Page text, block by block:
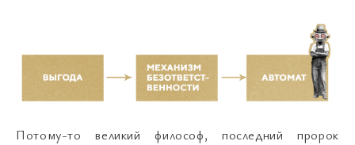
Потому-то великий философ, последний пророк